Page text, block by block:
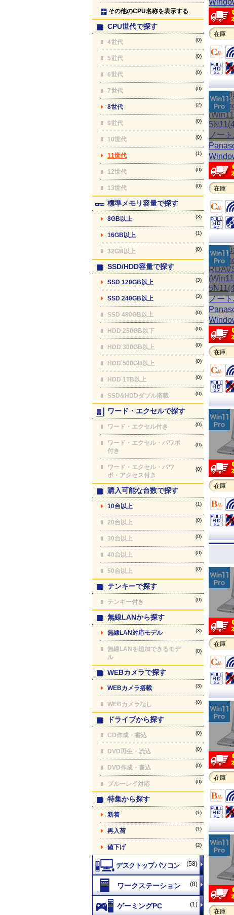
その他のCPU名称を表示する
CPU世代で探す
4世代 (0)
5世代 (0)
6世代 (0)
7世代 (0)
8世代 (2)
9世代 (0)
10世代 (0)
11世代 (1)
12世代 (0)
13世代 (0)
標準メモリ容量で探す
8GB以上 (3)
16GB以上 (1)
32GB以上 (0)
SSD/HDD容量で探す
SSD 120GB以上 (3)
SSD 240GB以上 (3)
SSD 480GB以上 (0)
HDD 250GB以下 (0)
HDD 300GB以上 (0)
HDD 500GB以上 (0)
HDD 1TB以上 (0)
SSD&HDDダブル搭載 (0)
ワード・エクセルで探す
ワード・エクセル付き (0)
ワード・エクセル・パワポ
付き
(0)
ワード・エクセル・パワ
ポ・アクセス付き
(0)
購入可能な台数で探す
10台以上 (1)
20台以上 (0)
30台以上 (0)
40台以上 (0)
50台以上 (0)
テンキーで探す
テンキー付き (0)
無線LANから探す
無線LAN対応モデル (3)
無線LANを追加できるモデ
ル
(0)
WEBカメラで探す
WEBカメラ搭載 (3)
WEBカメラなし (0)
ドライブから探す
CD作成・書込 (0)
DVD再生・読込 (0)
DVD作成・書込 (0)
ブルーレイ対応 (0)
特集から探す
新着 (1)
再入荷 (1)
値下げ (2)
(58)
(8)
(1)
在庫
在庫
在庫
在庫
在庫
在庫
在庫